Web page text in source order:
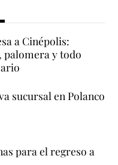
a Cinépolis:
palomera y todo
sucursal en Polanco
para el regreso a